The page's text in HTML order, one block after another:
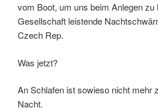
vom Boot, um uns beim Anlegen zu
Gesellschaft leistende
Czech Rep.
Was jetzt?
An Schlafen ist sowieso nicht mehr
Nacht.